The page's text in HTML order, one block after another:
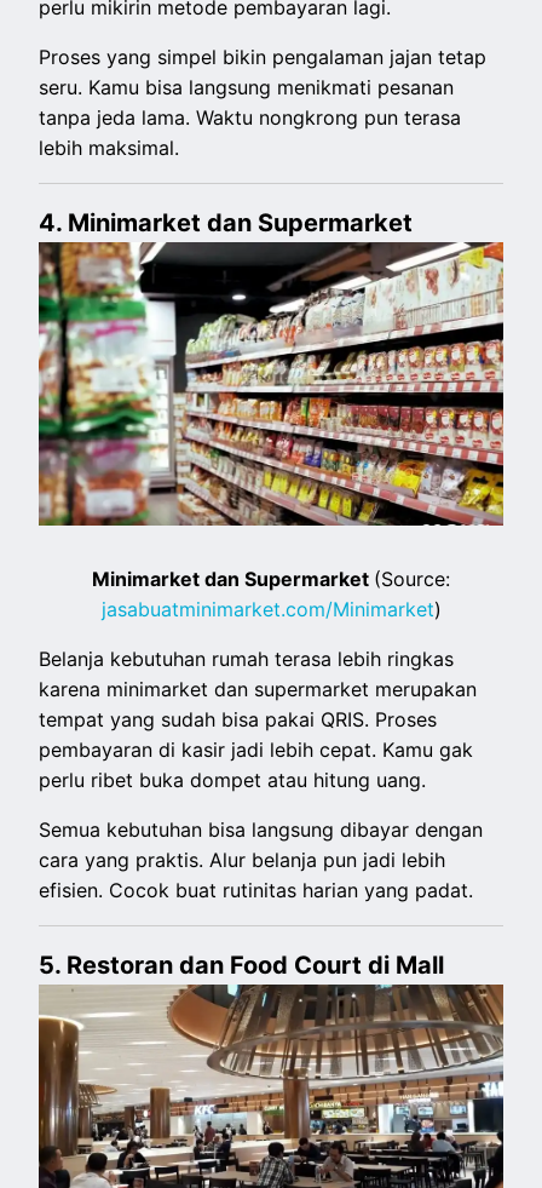
perlu mikirin metode pembayaran lagi.
Proses yang simpel bikin pengalaman jajan tetap
seru. Kamu bisa langsung menikmati pesanan
tanpa jeda lama. Waktu nongkrong pun terasa
lebih maksimal.
4. Minimarket dan Supermarket
Minimarket dan Supermarket (Source:
jasabuatminimarket.com/Minimarket)
Belanja kebutuhan rumah terasa lebih ringkas
karena minimarket dan supermarket merupakan
tempat yang sudah bisa pakai QRIS. Proses
pembayaran di kasir jadi lebih cepat. Kamu gak
perlu ribet buka dompet atau hitung uang.
Semua kebutuhan bisa langsung dibayar dengan
cara yang praktis. Alur belanja pun jadi lebih
efisien. Cocok buat rutinitas harian yang padat.
5. Restoran dan Food Court di Mall